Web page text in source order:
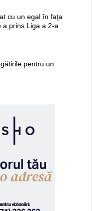
cu un egal în faţa
a prins Liga a 2-a
pentru un